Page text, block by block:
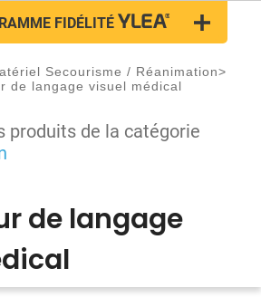
FIDÉLITÉ
Secourisme / Réanimation>
de langage visuel médical
produits de la catégorie
de langage